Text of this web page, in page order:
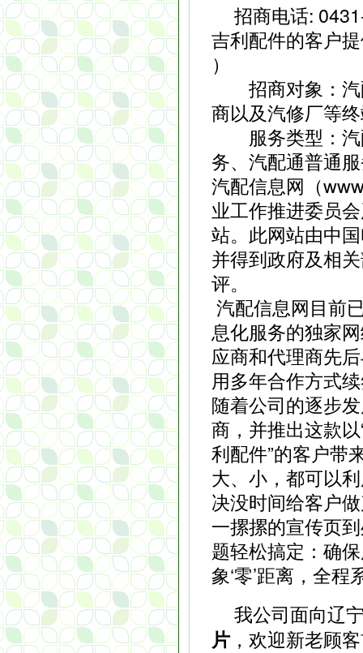
招商电话:
吉利配件的客户
）
招商对象：汽
商以及汽修厂等
服务类型：汽
务、汽配通普通
汽配信息网（
业工作推进委员
站。此网站由中
并得到政府及相
评。
汽配信息网目前
息化服务的独家
应商和代理商先
用多年合作方式
随着公司的逐步
商，并推出这款
利配件”的客户带
大、小，都可以
决没时间给客户
一摞摞的宣传页
题轻松搞定：确保
象‘零’距离，全程
我公司面向辽
片 ，欢迎新老顾